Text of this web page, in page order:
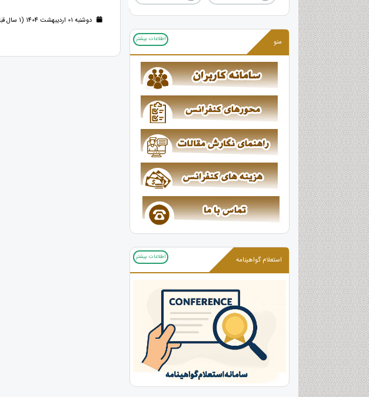
منو اطلاعات بیشتر
استعلام گواهینامه اطلاعات بیشتر
دوشنبه 01 اردیبهشت 1404 (1 سال قبل )